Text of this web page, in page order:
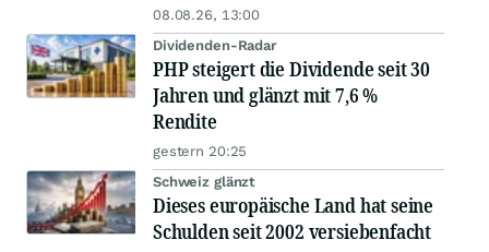
08.08.26, 13:00
Dividenden-Radar
PHP steigert die Dividende seit 30
Jahren und glänzt mit 7,6 %
Rendite
gestern 20:25
Schweiz glänzt
Dieses europäische Land hat seine
Schulden seit 2002 versiebenfacht